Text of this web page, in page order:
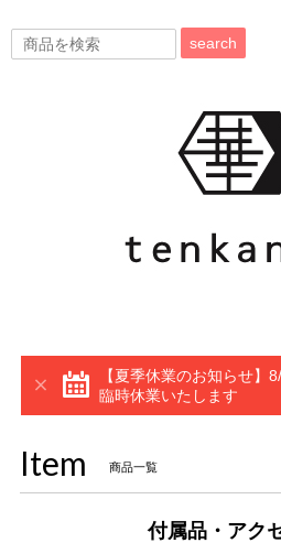
search
【夏季休業のお知らせ】
臨時休業いたします
Item 商品一覧
付属品・アク